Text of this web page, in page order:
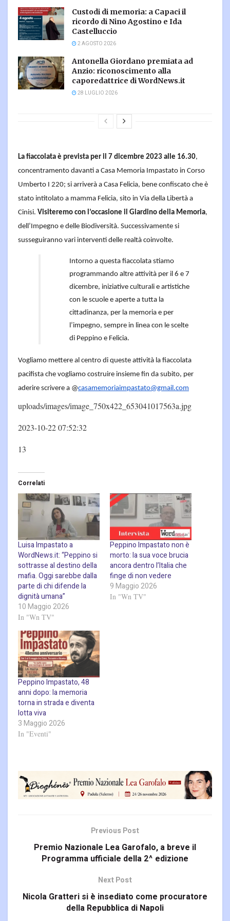
Custodi di memoria: a Capaci il
ricordo di Nino Agostino e Ida
Castelluccio
2 AGOSTO 2026
Antonella Giordano premiata ad
Anzio: riconoscimento alla
caporedattrice di WordNews.it
28 LUGLIO 2026
La fiaccolata è prevista per il 7 dicembre 2023 alle 16.30,
concentramento davanti a Casa Memoria Impastato in Corso
Umberto I 220; si arriverà a Casa Felicia, bene confiscato che è
stato intitolato a mamma Felicia, sito in Via della Libertà a
Cinisi. Visiteremo con l’occasione il Giardino della Memoria,
dell’Impegno e delle Biodiversità. Successivamente si
susseguiranno vari interventi delle realtà coinvolte.
Intorno a questa fiaccolata stiamo
programmando altre attività per il 6 e 7
dicembre, iniziative culturali e artistiche
con le scuole e aperte a tutta la
cittadinanza, per la memoria e per
l’impegno, sempre in linea con le scelte
di Peppino e Felicia.
Vogliamo mettere al centro di queste attività la fiaccolata
pacifista che vogliamo costruire insieme fin da subito, per
aderire scrivere a @casamemoriaimpastato@gmail.com
uploads/images/image_750x422_653041017563a.jpg
2023-10-22 07:52:32
13
Correlati
Luisa Impastato a
WordNews.it: “Peppino si
sottrasse al destino della
mafia. Oggi sarebbe dalla
parte di chi difende la
dignità umana”
10 Maggio 2026
In "Wn TV"
Peppino Impastato non è
morto: la sua voce brucia
ancora dentro l’Italia che
finge di non vedere
9 Maggio 2026
In "Wn TV"
Peppino Impastato, 48
anni dopo: la memoria
torna in strada e diventa
lotta viva
3 Maggio 2026
In "Eventi"
Previous Post
Premio Nazionale Lea Garofalo, a breve il
Programma ufficiale della 2^ edizione
Next Post
Nicola Gratteri si è insediato come procuratore
della Repubblica di Napoli